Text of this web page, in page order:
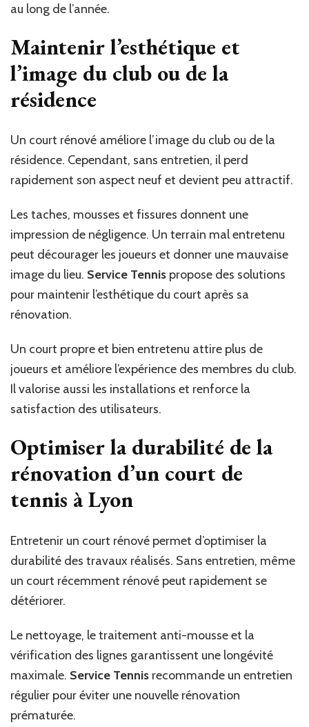
au long de l’année.
Maintenir l’esthétique et
l’image du club ou de la
résidence
Un court rénové améliore l’image du club ou de la
résidence. Cependant, sans entretien, il perd
rapidement son aspect neuf et devient peu attractif.
Les taches, mousses et fissures donnent une
impression de négligence. Un terrain mal entretenu
peut décourager les joueurs et donner une mauvaise
image du lieu. Service Tennis propose des solutions
pour maintenir l’esthétique du court après sa
rénovation.
Un court propre et bien entretenu attire plus de
joueurs et améliore l’expérience des membres du club.
Il valorise aussi les installations et renforce la
satisfaction des utilisateurs.
Optimiser la durabilité de la
rénovation d’un court de
tennis à Lyon
Entretenir un court rénové permet d’optimiser la
durabilité des travaux réalisés. Sans entretien, même
un court récemment rénové peut rapidement se
détériorer.
Le nettoyage, le traitement anti-mousse et la
vérification des lignes garantissent une longévité
maximale. Service Tennis recommande un entretien
régulier pour éviter une nouvelle rénovation
prématurée.